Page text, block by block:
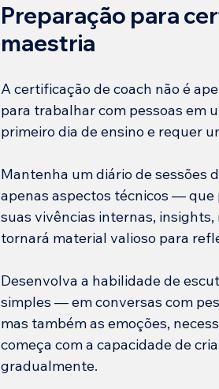
Preparação para
maestria
A certificação de coach não é
para trabalhar com pessoas em
primeiro dia de ensino e requer
Mantenha um diário de sessões
apenas aspectos técnicos —
suas vivências internas,
tornará material valioso para
Desenvolva a habilidade de
simples — em conversas com
mas também as emoções,
começa com a capacidade de
gradualmente.